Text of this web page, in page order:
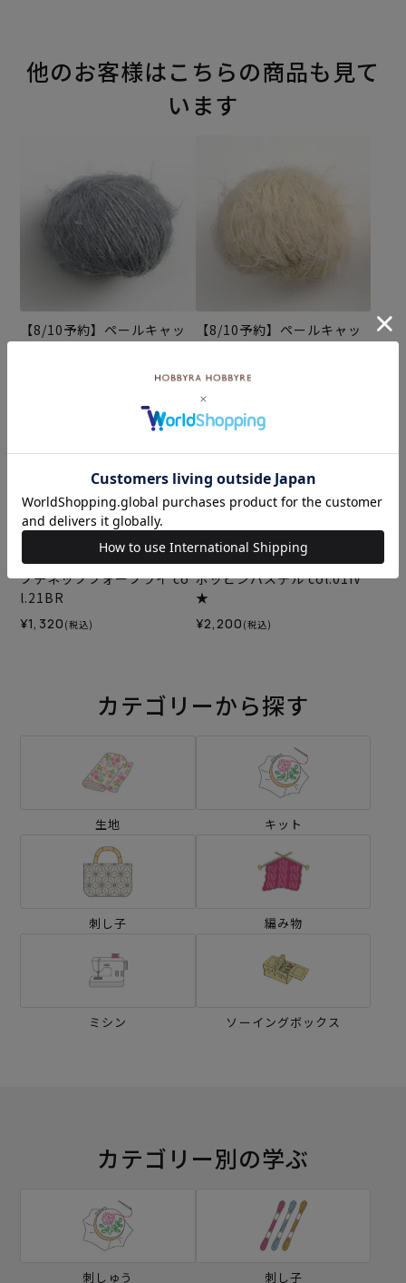
他のお客様はこちらの商品も見て
います
【8/10予約】ペールキャッ
【8/10予約】ペールキャッ
¥1,375(税込)
プチネップフォープライ co
l.21BR
¥1,320 (税込)
ポッピンパステル col.01IV
★
¥2,200 (税込)
カテゴリーから探す
生地 キット
刺し子 編み物
ミシン ソーイングボックス
カテゴリー別の学ぶ
刺しゅう 刺し子